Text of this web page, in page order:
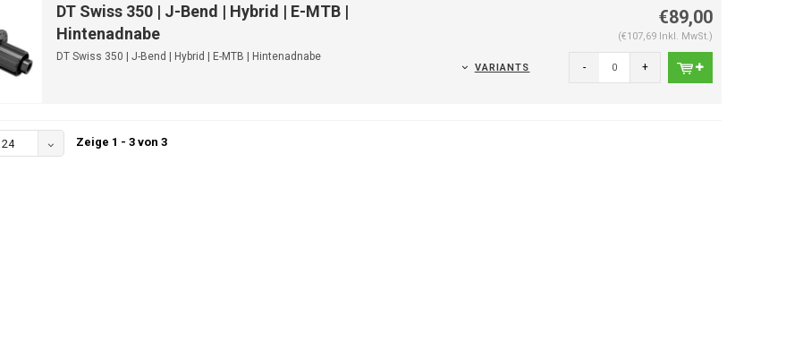
DT Swiss 350 | J-Bend | Hybrid | E-MTB |
Hintenadnabe
DT Swiss 350 | J-Bend | Hybrid | E-MTB | Hintenadnabe
€89,00
(€107,69 Inkl. MwSt.)
VARIANTS - +
24 Zeige 1 - 3 von 3